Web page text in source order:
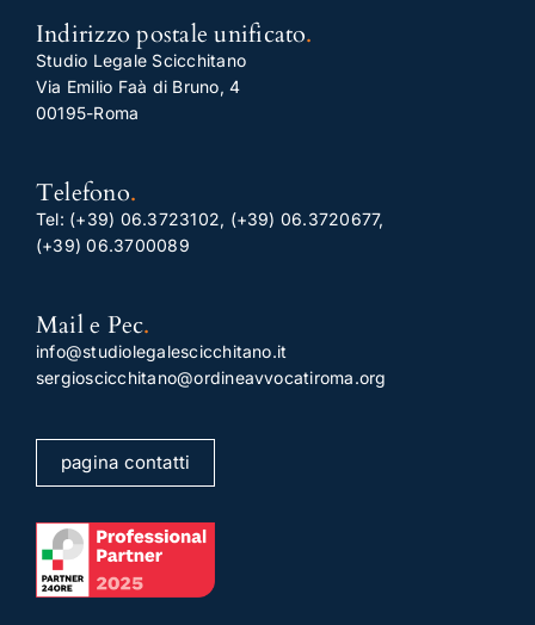
Indirizzo postale unificato.
Studio Legale Scicchitano
Via Emilio Faà di Bruno, 4
00195-Roma
Telefono.
Tel: (+39) 06.3723102, (+39) 06.3720677,
(+39) 06.3700089
Mail e Pec.
info@studiolegalescicchitano.it
sergioscicchitano@ordineavvocatiroma.org
pagina contatti